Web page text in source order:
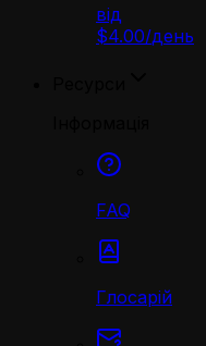
від
$4.00/день
FAQ
Глосарій